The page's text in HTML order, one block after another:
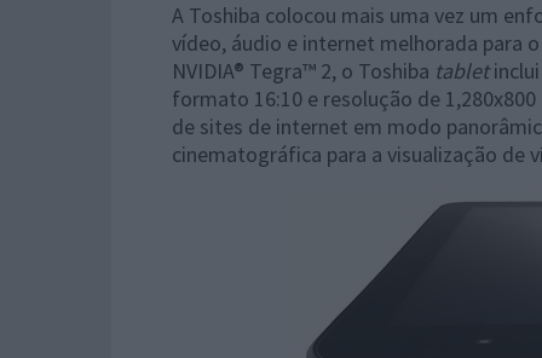
A Toshiba colocou mais uma vez um
vídeo, áudio e internet melhorada para
NVIDIA® Tegra™ 2, o Toshiba tabletinclui
formato 16:10 e resolução de
de sites de internet em modo
cinematográfica para a visualização de